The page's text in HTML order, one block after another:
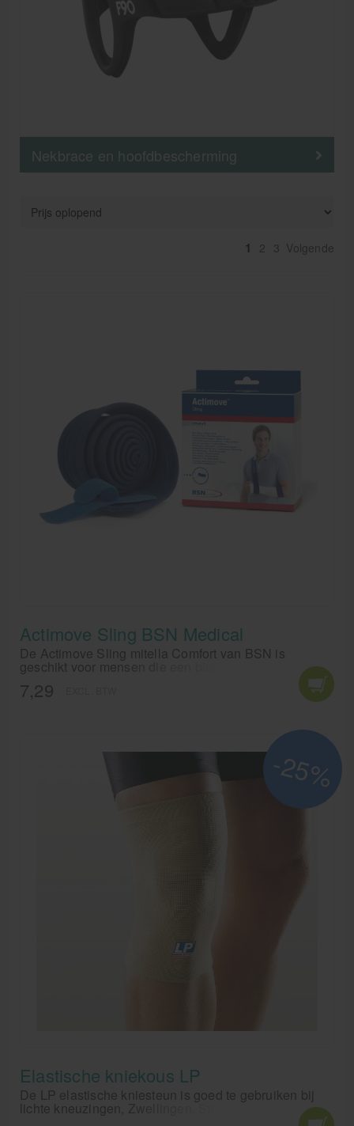
Nekbrace en hoofdbescherming
1 2 3 Volgende
Actimove Sling BSN Medical
De Actimove Sling mitella Comfort van BSN is
geschikt voor mensen die een blessure aan de arm of
hand rust moeten geven, zodat het geneesproces
wordt bevorderd. Deze armsling is eenvoudig aan te
brengen. De BSN Actimove Sling Comfort is latex-vrij.
7,29
-25%
Elastische kniekous LP
De LP elastische kniesteun is goed te gebruiken bij
lichte kneuzingen, Zwellingen, Stijfheid,
Bloedcirculatieproblemen en ter preventie. De LP